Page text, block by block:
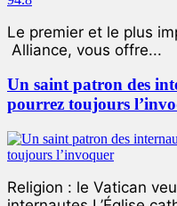
Le premier et le plus
Alliance, vous offre...
Un saint patron des
pourrez toujours
Religion : le Vatican